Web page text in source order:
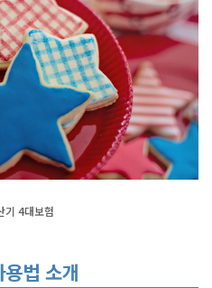
기 4대보험
법 소개